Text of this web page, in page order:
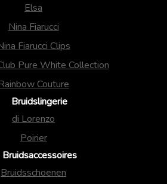
Elsa
Nina Fiarucci
Fiarucci Clips
Pure White Collection
Couture
Bruidslingerie
di Lorenzo
Poirier
Bruidsaccessoires
Bruidsschoenen